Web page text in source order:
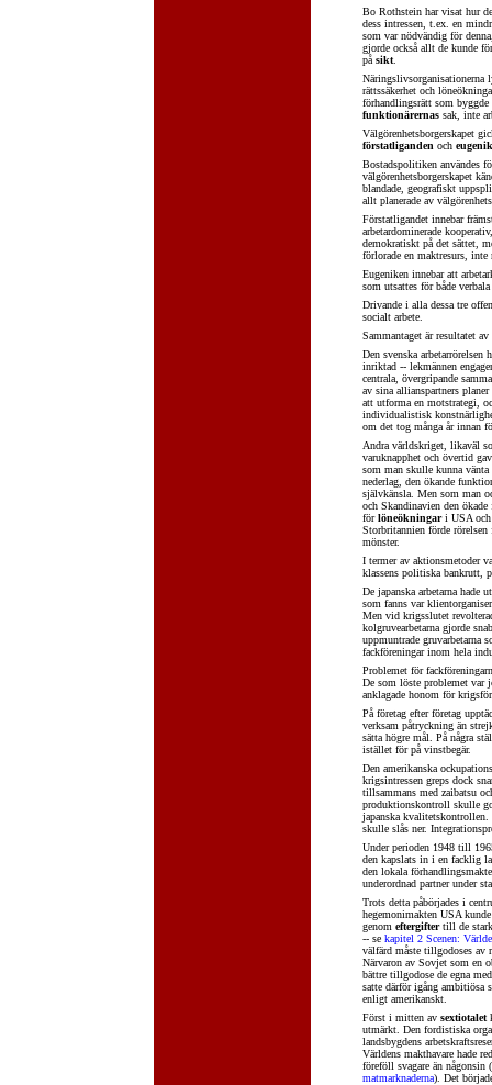
Bo Rothstein har visat hur
dess intressen, t.ex. en
som var nödvändig för
gjorde också allt de kunde
på sikt
Näringslivsorganisationerna
rättssäkerhet och
förhandlingsrätt som
funktionärernas sak, inte
Välgörenhetsborgerskapet
förstatliganden och eugenik
Bostadspolitiken användes
välgörenhetsborgerskapet
blandade, geografiskt
allt planerade av
Förstatligandet innebar
arbetardominerade
demokratiskt på det sättet,
förlorade en maktresurs,
Eugeniken innebar att
som utsattes för både
Drivande i alla dessa tre
socialt arbete.
Sammantaget är resultatet
Den svenska
inriktad -- lekmännen
centrala, övergripande
av sina allianspartners
att utforma en motstrategi,
individualistisk
om det tog många år innan
Andra världskriget, likaväl
varuknapphet och övertid
som man skulle kunna
nederlag, den ökande
självkänsla. Men som man
och Skandinavien den
förlöneökningari USA och
Storbritannien förde
mönster.
I termer av aktionsmetoder
klassens politiska bankrutt,
De japanska arbetarna hade
som fanns var
Men vid krigsslutet
kolgruvearbetarna gjorde
uppmuntrade gruvarbetarna
fackföreningar inom hela
Problemet för
De som löste problemet var
anklagade honom för
På företag efter företag
verksam påtryckning än
sätta högre mål. På några
istället för på vinstbegär.
Den amerikanska
krigsintressen greps dock
tillsammans med zaibatsu
produktionskontroll skulle
japanska
skulle slås ner.
Under perioden 1948 till
den kapslats in i en facklig
den lokala
underordnad partner under
Trots detta påbörjades i
hegemonimakten USA
genom eftergiftertill de
-- se kapitel 2 Scenen:
välfärd måste tillgodoses av
Närvaron av Sovjet som en
bättre tillgodose de egna
satte därför igång ambitiösa
enligt amerikanskt.
Först i mitten av sextiotalet
utmärkt. Den fordistiska
landsbygdens
Världens makthavare hade
föreföll svagare än någonsin
matmarknaderna). Det